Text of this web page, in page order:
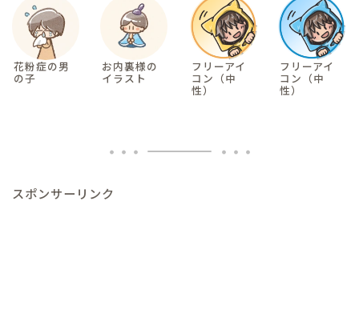
花粉症の男
の子
お内裏様の
イラスト
フリーアイ
コン（中
性）
フリーアイ
コン（中
性）
スポンサーリンク